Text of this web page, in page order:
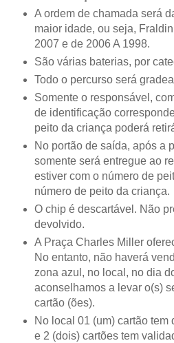
A ordem de chamada será
maior idade, ou seja,
2007 e de 2006 A 1998.
São várias baterias, por
Todo o percurso será
Somente o responsável,
de identificação
peito da criança poderá
No portão de saída, após a
somente será entregue ao
estiver com o número de
número de peito da criança.
O chip é descartável. Não
devolvido.
A Praça Charles Miller
No entanto, não haverá
zona azul, no local, no dia
aconselhamos a levar o(s)
cartão (ões).
No local 01 (um) cartão tem
e 2 (dois) cartões tem